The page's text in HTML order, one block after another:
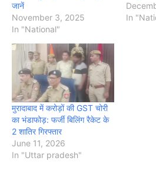
जानें
November 3, 2025
In "National"
In
मुरादाबाद में करोड़ों की GST चोरी
का भंडाफोड़: फर्जी बिलिंग रैकेट के
2 शातिर गिरफ्तार
June 11, 2026
In "Uttar pradesh"